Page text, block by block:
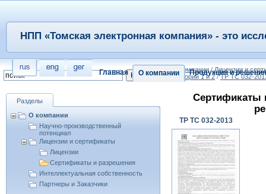
Главная О компании Продукция и решения
НПП «Томская электронная компания» - это
Разделы
О компании
Научно-производственный
потенциал
Лицензии и сертификаты
Лицензии
Сертификаты и разрешения
Интеллектуальная собственность
Партнеры и Заказчики
О компании/Лицензии и
категорий 1 и 2/ТР ТС 032-
Сертификаты
ТР ТС 032-2013